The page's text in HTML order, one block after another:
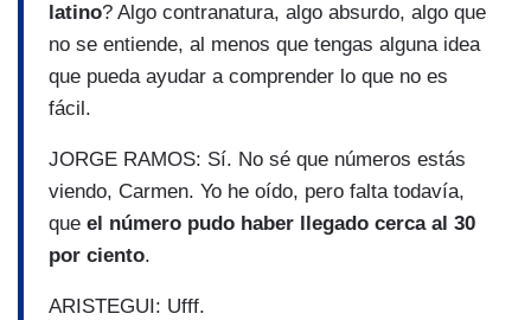
latino? Algo contranatura, algo absurdo, algo que
no se entiende, al menos que tengas alguna idea
que pueda ayudar a comprender lo que no es
fácil.
JORGE RAMOS: Sí. No sé que números estás
viendo, Carmen. Yo he oído, pero falta todavía,
que el número pudo haber llegado cerca al 30
por ciento.
ARISTEGUI: Ufff.